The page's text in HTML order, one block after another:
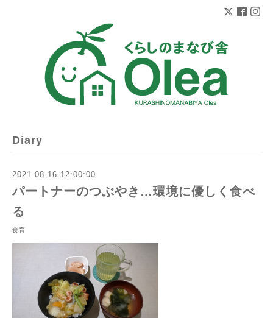
Diary
2021-08-16 12:00:00
パートナーのつぶやき…環境に優しく食べ
る
食育